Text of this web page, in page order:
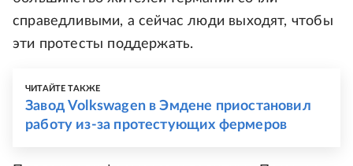
справедливыми, а сейчас люди выходят, чтобы
эти протесты поддержать.
ЧИТАЙТЕ ТАКЖЕ
Завод Volkswagen в Эмдене приостановил
работу из-за протестующих фермеров